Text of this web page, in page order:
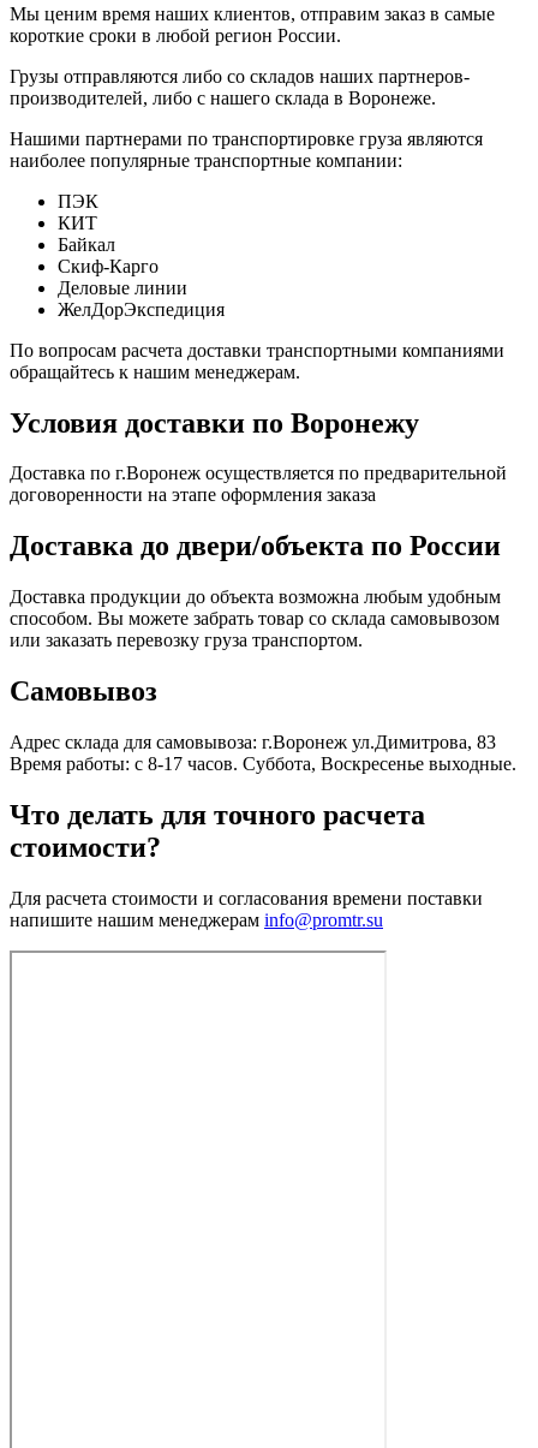
Мы ценим время наших клиентов, отправим заказ в самые
короткие сроки в любой регион России.
Грузы отправляются либо со складов наших партнеров-
производителей, либо с нашего склада в Воронеже.
Нашими партнерами по транспортировке груза являются
наиболее популярные транспортные компании:
ПЭК
КИТ
Байкал
Скиф-Карго
Деловые линии
ЖелДорЭкспедиция
По вопросам расчета доставки транспортными компаниями
обращайтесь к нашим менеджерам.
Условия доставки по Воронежу
Доставка по г.Воронеж осуществляется по предварительной
договоренности на этапе оформления заказа
Доставка до двери/объекта по России
Доставка продукции до объекта возможна любым удобным
способом. Вы можете забрать товар со склада самовывозом
или заказать перевозку груза транспортом.
Самовывоз
Адрес склада для самовывоза: г.Воронеж ул.Димитрова, 83
Время работы: с 8-17 часов. Суббота, Воскресенье выходные.
Что делать для точного расчета
стоимости?
Для расчета стоимости и согласования времени поставки
напишите нашим менеджерам info@promtr.su